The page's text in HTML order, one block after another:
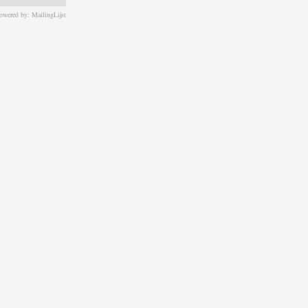
by: MailingLijst